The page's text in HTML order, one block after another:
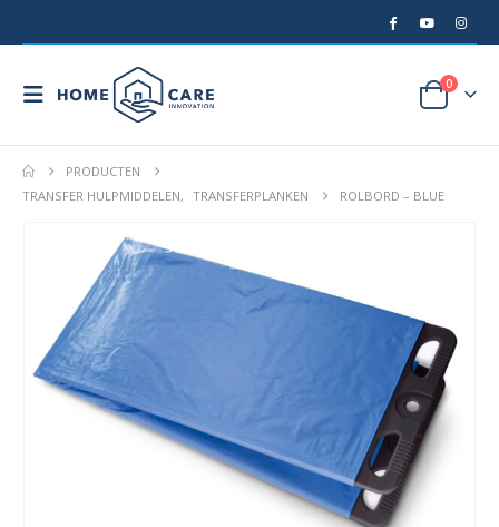
0
PRODUCTEN
TRANSFER HULPMIDDELEN, TRANSFERPLANKEN ROLBORD – BLUE